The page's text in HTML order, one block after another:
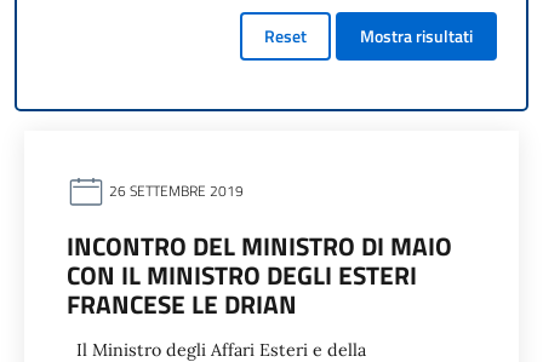
Reset Mostra risultati
26 SETTEMBRE 2019
INCONTRO DEL MINISTRO DI MAIO
CON IL MINISTRO DEGLI ESTERI
FRANCESE LE DRIAN
Il Ministro degli Affari Esteri e della